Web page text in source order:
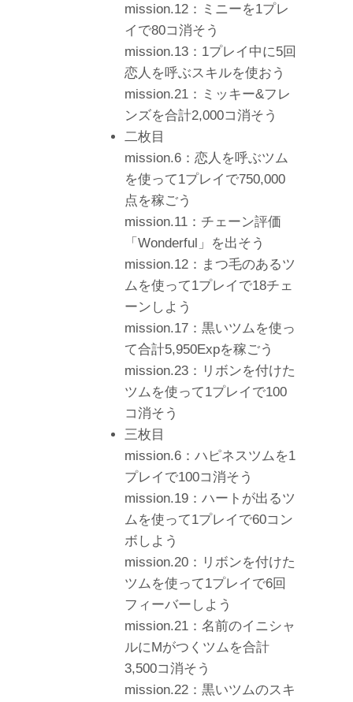
mission.12：ミニーを1プレ
イで80コ消そう
mission.13：1プレイ中に5回
恋人を呼ぶスキルを使おう
mission.21：ミッキー&フレ
ンズを合計2,000コ消そう
二枚目
mission.6：恋人を呼ぶツム
を使って1プレイで750,000
点を稼ごう
mission.11：チェーン評価
「Wonderful」を出そう
mission.12：まつ毛のあるツ
ムを使って1プレイで18チェ
ーンしよう
mission.17：黒いツムを使っ
て合計5,950Expを稼ごう
mission.23：リボンを付けた
ツムを使って1プレイで100
コ消そう
三枚目
mission.6：ハピネスツムを1
プレイで100コ消そう
mission.19：ハートが出るツ
ムを使って1プレイで60コン
ボしよう
mission.20：リボンを付けた
ツムを使って1プレイで6回
フィーバーしよう
mission.21：名前のイニシャ
ルにMがつくツムを合計
3,500コ消そう
mission.22：黒いツムのスキ